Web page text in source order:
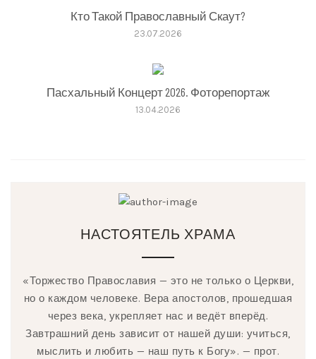
Кто Такой Православный Скаут?
23.07.2026
Пасхальный Концерт 2026. Фоторепортаж
13.04.2026
НАСТОЯТЕЛЬ ХРАМА
«Торжество Православия — это не только о Церкви,
но о каждом человеке. Вера апостолов, прошедшая
через века, укрепляет нас и ведёт вперёд.
Завтрашний день зависит от нашей души: учиться,
мыслить и любить — наш путь к Богу». — прот.